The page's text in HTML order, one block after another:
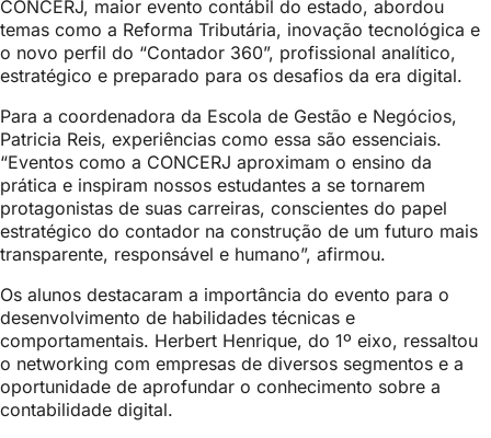
CONCERJ, maior evento contábil do estado, abordou
temas como a Reforma Tributária, inovação tecnológica e
o novo perfil do “Contador 360”, profissional analítico,
estratégico e preparado para os desafios da era digital.
Para a coordenadora da Escola de Gestão e Negócios,
Patricia Reis, experiências como essa são essenciais.
“Eventos como a CONCERJ aproximam o ensino da
prática e inspiram nossos estudantes a se tornarem
protagonistas de suas carreiras, conscientes do papel
estratégico do contador na construção de um futuro mais
transparente, responsável e humano”, afirmou.
Os alunos destacaram a importância do evento para o
desenvolvimento de habilidades técnicas e
comportamentais. Herbert Henrique, do 1º eixo, ressaltou
o networking com empresas de diversos segmentos e a
oportunidade de aprofundar o conhecimento sobre a
contabilidade digital.